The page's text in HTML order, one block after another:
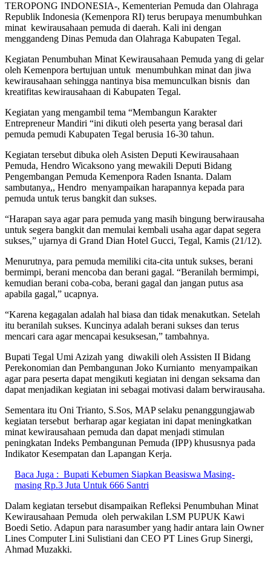
TEROPONG INDONESIA-, Kementerian Pemuda dan Olahraga
Republik Indonesia (Kemenpora RI) terus berupaya menumbuhkan
minat kewirausahaan pemuda di daerah. Kali ini dengan
menggandeng Dinas Pemuda dan Olahraga Kabupaten Tegal.
Kegiatan Penumbuhan Minat Kewirausahaan Pemuda yang di gelar
oleh Kemenpora bertujuan untuk menumbuhkan minat dan jiwa
kewirausahaan sehingga nantinya bisa memunculkan bisnis dan
kreatifitas kewirausahaan di Kabupaten Tegal.
Kegiatan yang mengambil tema “Membangun Karakter
Entrepreneur Mandiri “ini dikuti oleh peserta yang berasal dari
pemuda pemudi Kabupaten Tegal berusia 16-30 tahun.
Kegiatan tersebut dibuka oleh Asisten Deputi Kewirausahaan
Pemuda, Hendro Wicaksono yang mewakili Deputi Bidang
Pengembangan Pemuda Kemenpora Raden Isnanta. Dalam
sambutanya,, Hendro menyampaikan harapannya kepada para
pemuda untuk terus bangkit dan sukses.
“Harapan saya agar para pemuda yang masih bingung berwirausaha
untuk segera bangkit dan memulai kembali usaha agar dapat segera
sukses,” ujarnya di Grand Dian Hotel Gucci, Tegal, Kamis (21/12).
Menurutnya, para pemuda memiliki cita-cita untuk sukses, berani
bermimpi, berani mencoba dan berani gagal. “Beranilah bermimpi,
kemudian berani coba-coba, berani gagal dan jangan putus asa
apabila gagal,” ucapnya.
“Karena kegagalan adalah hal biasa dan tidak menakutkan. Setelah
itu beranilah sukses. Kuncinya adalah berani sukses dan terus
mencari cara agar mencapai kesuksesan,” tambahnya.
Bupati Tegal Umi Azizah yang diwakili oleh Assisten II Bidang
Perekonomian dan Pembangunan Joko Kurnianto menyampaikan
agar para peserta dapat mengikuti kegiatan ini dengan seksama dan
dapat menjadikan kegiatan ini sebagai motivasi dalam berwirausaha.
Sementara itu Oni Trianto, S.Sos, MAP selaku penanggungjawab
kegiatan tersebut berharap agar kegiatan ini dapat meningkatkan
minat kewirausahaan pemuda dan dapat menjadi stimulan
peningkatan Indeks Pembangunan Pemuda (IPP) khususnya pada
Indikator Kesempatan dan Lapangan Kerja.
Baca Juga : Bupati Kebumen Siapkan Beasiswa Masing-
masing Rp.3 Juta Untuk 666 Santri
Dalam kegiatan tersebut disampaikan Refleksi Penumbuhan Minat
Kewirausahaan Pemuda oleh perwakilan LSM PUPUK Kawi
Boedi Setio. Adapun para narasumber yang hadir antara lain Owner
Lines Computer Lini Sulistiani dan CEO PT Lines Grup Sinergi,
Ahmad Muzakki.